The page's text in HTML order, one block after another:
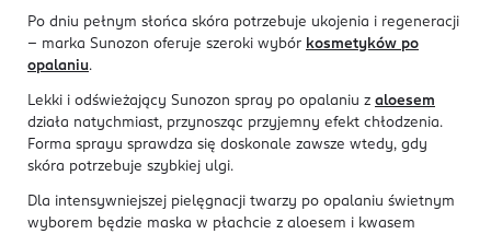
Po dniu pełnym słońca skóra potrzebuje ukojenia i regeneracji
– marka Sunozon oferuje szeroki wybór kosmetyków po
opalaniu.
Lekki i odświeżający Sunozon spray po opalaniu z aloesem
działa natychmiast, przynosząc przyjemny efekt chłodzenia.
Forma sprayu sprawdza się doskonale zawsze wtedy, gdy
skóra potrzebuje szybkiej ulgi.
Dla intensywniejszej pielęgnacji twarzy po opalaniu świetnym
wyborem będzie maska w płachcie z aloesem i kwasem